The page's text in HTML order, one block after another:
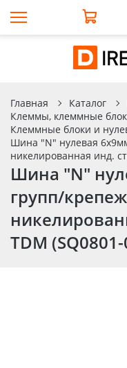
Главная Каталог
Клеммы, клеммные
Клеммные блоки и
Шина "N" нулевая
никелированная инд.
Шина "N"
групп/
TDM